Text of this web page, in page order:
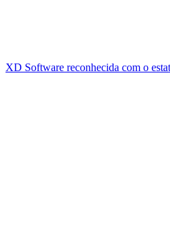
XD Software reconhecida com o